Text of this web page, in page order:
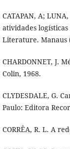
CATAPAN, A;
atividades
Literature. Manaus
CHARDONNET, J.
Colin, 1968.
CLYDESDALE, G.
Paulo: Editora
CORRÊA, R. L. A